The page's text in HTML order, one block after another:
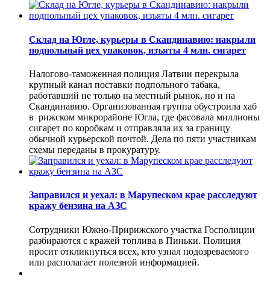
Склад на Югле, курьеры в Скандинавию: накрыли
подпольный цех упаковок, изъяты 4 млн. сигарет
Налогово-таможенная полиция Латвии перекрыла
крупный канал поставки подпольного табака,
работавший не только на местный рынок, но и на
Скандинавию. Организованная группа обустроила хаб
в рижском микрорайоне Югла, где фасовала миллионы
сигарет по коробкам и отправляла их за границу
обычной курьерской почтой. Дела по пяти участникам
схемы переданы в прокуратуру.
Заправился и уехал: в Марупеском крае расследуют
кражу бензина на АЗС
Сотрудники Южно-Пририжского участка Госполиции
разбираются с кражей топлива в Пиньки. Полиция
просит откликнуться всех, кто узнал подозреваемого
или располагает полезной информацией.